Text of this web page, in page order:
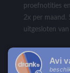
proefnotities
2x per maand.
uitgesloten